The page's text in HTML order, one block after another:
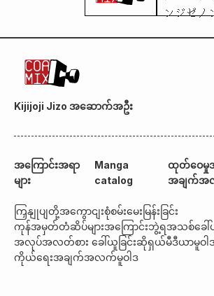
Kijijoji Jizo အဆောက်အဦး
အကြောင်းအရာ
များ
Manga
catalog
ထုတ်ဝေမှု
အချက်
ကြှနျုပျတို့အကွောငျးစုံစမ်းမေးမြန်းခြင်း
ကုန်အမှတ်တံဆိပ်များအကြောင်းဘွဲ့ရအသစ်ခေါ်ယူ
အလုပ်အလတ်စား ခေါ်ယူခြင်းဆိုရှယ်မီဒီယာမူဝါ
ကိုယ်ရေးအချက်အလက်မူဝါဒ